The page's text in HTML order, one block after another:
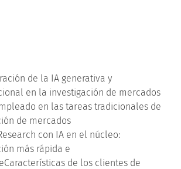
de la IA generativa y
en la investigación de mercados
en las tareas tradicionales de
de mercados
con IA en el núcleo:
más rápida e
de los clientes de